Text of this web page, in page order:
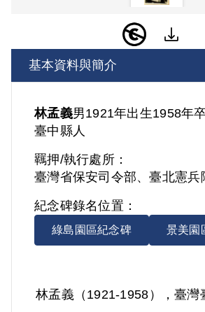
基本資料與簡介
林孟義男1921年出生1958年
臺中縣人
羈押/執行處所：
臺灣省保安司令部、臺北憲兵
紀念碑錄名位置：
綠島園區紀念碑 景美園
林孟義（1921-1958），臺灣